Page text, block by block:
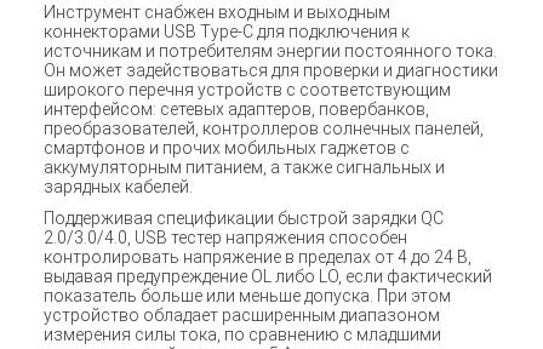
Инструмент снабжен входным и выходным
коннекторами USB Type-C для подключения к
источникам и потребителям энергии постоянного тока.
Он может задействоваться для проверки и диагностики
широкого перечня устройств с соответствующим
интерфейсом: сетевых адаптеров, повербанков,
преобразователей, контроллеров солнечных панелей,
смартфонов и прочих мобильных гаджетов с
аккумуляторным питанием, а также сигнальных и
зарядных кабелей.
Поддерживая спецификации быстрой зарядки QC
2.0/3.0/4.0, USB тестер напряжения способен
контролировать напряжение в пределах от 4 до 24 В,
выдавая предупреждение OL либо LO, если фактический
показатель больше или меньше допуска. При этом
устройство обладает расширенным диапазоном
измерения силы тока, по сравнению с младшими